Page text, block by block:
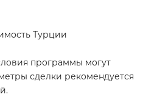
Турции
программы могут
сделки рекомендуется